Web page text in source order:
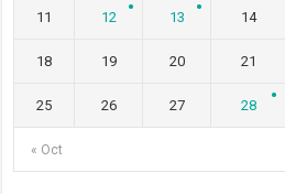
« Oct
11 12 13 14
18 19 20 21
25 26 27 28